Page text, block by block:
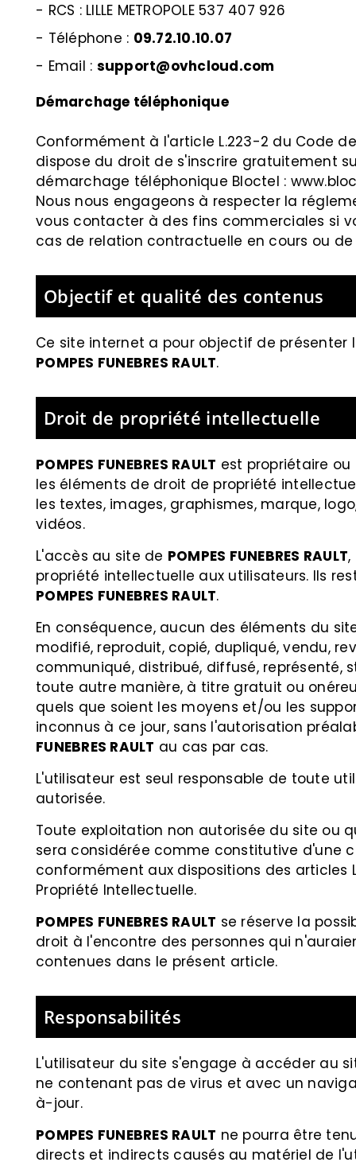
- RCS : LILLE METROPOLE 537 407 926
- Téléphone : 09.72.10.10.07
- Email : support@ovhcloud.com
Démarchage téléphonique
Conformément à l'article L.223-2 du Code
dispose du droit de s'inscrire gratuitement
démarchage téléphonique Bloctel :
Nous nous engageons à respecter la
vous contacter à des fins commerciales si
cas de relation contractuelle en cours ou
Objectif et qualité des contenus
Ce site internet a pour objectif de
POMPES FUNEBRES RAULT.
Droit de propriété intellectuelle
POMPES FUNEBRES RAULT est propriétaire
les éléments de droit de propriété
les textes, images, graphismes, marque,
vidéos.
L'accès au site de POMPES FUNEBRES RAULT,
propriété intellectuelle aux utilisateurs. Ils
POMPES FUNEBRES RAULT.
En conséquence, aucun des éléments du
modifié, reproduit, copié, dupliqué, vendu,
communiqué, distribué, diffusé, représenté,
toute autre manière, à titre gratuit ou
quels que soient les moyens et/ou les
inconnus à ce jour, sans l'autorisation
FUNEBRES RAULT au cas par cas.
L'utilisateur est seul responsable de toute
autorisée.
Toute exploitation non autorisée du site ou
sera considérée comme constitutive d'une
conformément aux dispositions des articles
Propriété Intellectuelle.
POMPES FUNEBRES RAULT se réserve la
droit à l'encontre des personnes qui
contenues dans le présent article.
Responsabilités
L'utilisateur du site s'engage à accéder au
ne contenant pas de virus et avec un
à-jour.
POMPES FUNEBRES RAULT ne pourra être
directs et indirects causés au matériel de